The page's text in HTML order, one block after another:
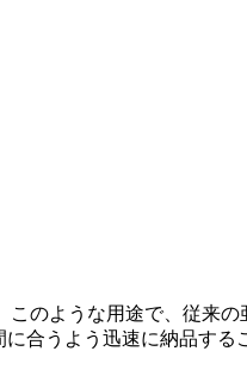
このような用途で、従来の
合うよう迅速に納品する